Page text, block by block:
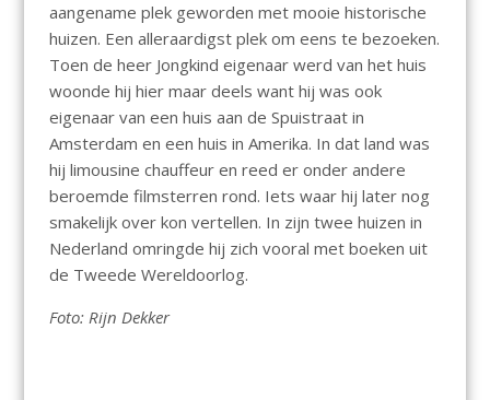
aangename plek geworden met mooie historische
huizen. Een alleraardigst plek om eens te bezoeken.
Toen de heer Jongkind eigenaar werd van het huis
woonde hij hier maar deels want hij was ook
eigenaar van een huis aan de Spuistraat in
Amsterdam en een huis in Amerika. In dat land was
hij limousine chauffeur en reed er onder andere
beroemde filmsterren rond. Iets waar hij later nog
smakelijk over kon vertellen. In zijn twee huizen in
Nederland omringde hij zich vooral met boeken uit
de Tweede Wereldoorlog.
Foto: Rijn Dekker